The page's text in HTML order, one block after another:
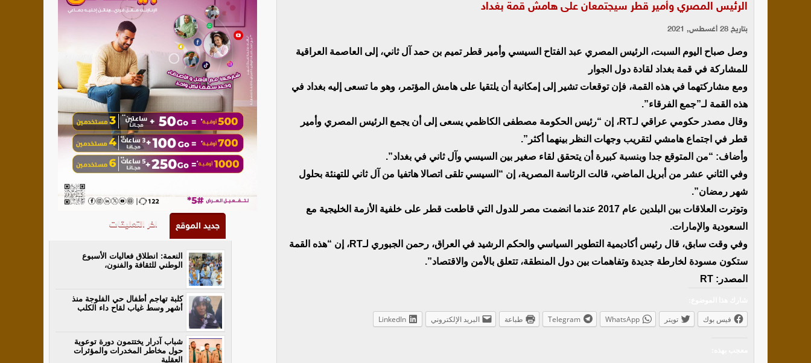
الرئيس المصري وأمير قطر سيجتمعان على هامش قمة بغداد
بتاريخ 28 أغسطس, 2021
وصل صباح اليوم السبت، الرئيس المصري عبد الفتاح السيسي وأمير قطر تميم بن حمد آل ثاني، إلى العاصمة العراقية
للمشاركة في قمة بغداد لقادة دول الجوار
ومع مشاركتهما في هذه القمة، فإن توقعات تشير إلى إمكانية أن يلتقيا على هامش المؤتمر، وهو ما تسعى إليه بغداد في
هذه القمة لـ”جمع الفرقاء”.
وقال مصدر حكومي عراقي لـRT، إن “رئيس الحكومة مصطفى الكاظمي يسعى إلى أن يجمع الرئيس المصري وأمير
قطر في اجتماع هامشي لتقريب وجهات النظر بينهما أكثر”.
وأضاف: “من المتوقع جدا وبنسبة كبيرة أن يتحقق لقاء صغير بين السيسي وآل ثاني في بغداد”.
وفي الثاني عشر من أبريل الماضي، قالت الرئاسة المصرية، إن “السيسي تلقى اتصالا هاتفيا من آل ثاني للتهنئة بحلول
شهر رمضان”.
وتوترت العلاقات بين البلدين عام 2017 عندما انضمت مصر للدول التي قاطعت قطر على خلفية الأزمة الخليجية مع
السعودية والإمارات.
وفي وقت سابق، قال رئيس أكاديمية التطوير السياسي والحكم الرشيد في العراق، رحمن الجبوري لـRT، إن “هذه القمة
ستكون مسودة لخارطة جديدة وتفاهمات بين دول المنطقة، تتعلق بالأمن والاقتصاد”.
المصدر: RT
فيس بوك تويتر WhatsApp
Telegram طباعة البريد الإلكتروني LinkedIn
جديد الموقع اخر التعليقات
النعمة: انطلاق فعاليات الأسبوع
الوطني للثقافة والفنون،
كلبة تهاجم أطفال حي الفلوجة منذ
أشهر وسط غياب لقاح داء الكلب
شباب آدرار يختتمون دورة توعوية
حول مخاطر المخدرات والمؤثرات
العقلية